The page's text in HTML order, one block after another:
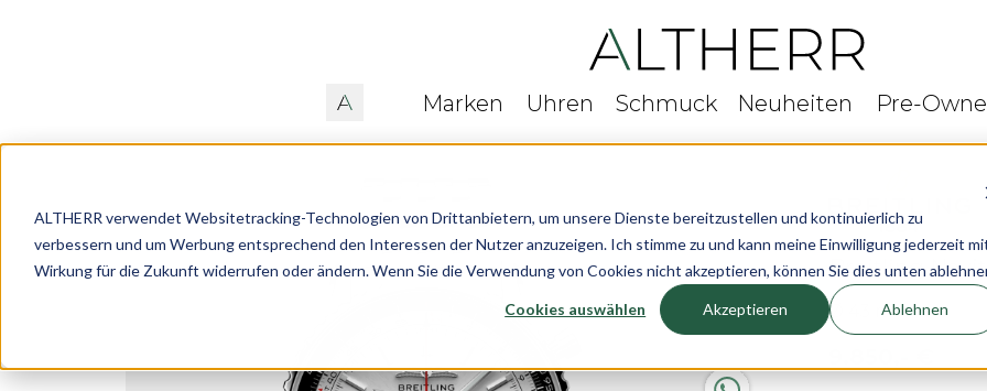
ALTHERR verwendet Websitetracking-Technologien von Drittanbietern, um unsere Dienste bereitzustellen und kontinuierlich zu
verbessern und um Werbung entsprechend den Interessen der Nutzer anzuzeigen. Ich stimme zu und kann meine Einwilligung jederzeit
Wirkung für die Zukunft widerrufen oder ändern. Wenn Sie die Verwendung von Cookies nicht akzeptieren, können Sie dies unten
Cookies auswählen Akzeptieren Ablehnen
Marken Uhren Schmuck Neuheiten Pre-
Breitling
Ø 43 mm